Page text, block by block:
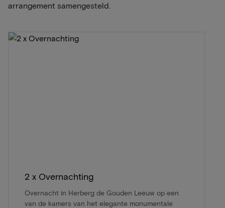
arrangement samengesteld.
2 x Overnachting
Overnacht in Herberg de Gouden Leeuw op een
van de kamers van het elegante monumentale